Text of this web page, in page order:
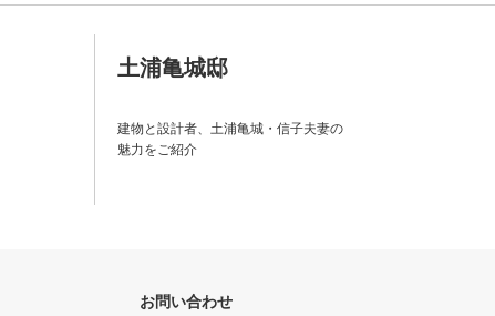
土浦亀城邸
建物と設計者、土浦亀城・信子夫妻の
魅力をご紹介
お問い合わせ